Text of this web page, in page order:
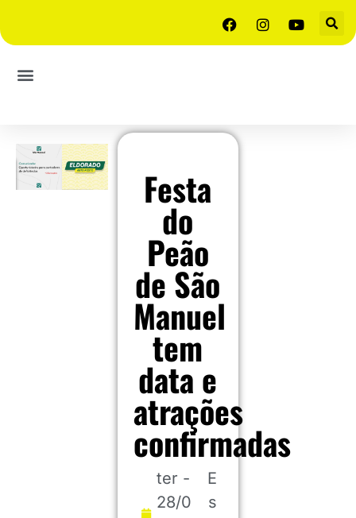
Festa
do
Peão
de São
Manuel
tem
data e
atrações
confirmadas
ter -
28/0
E
s